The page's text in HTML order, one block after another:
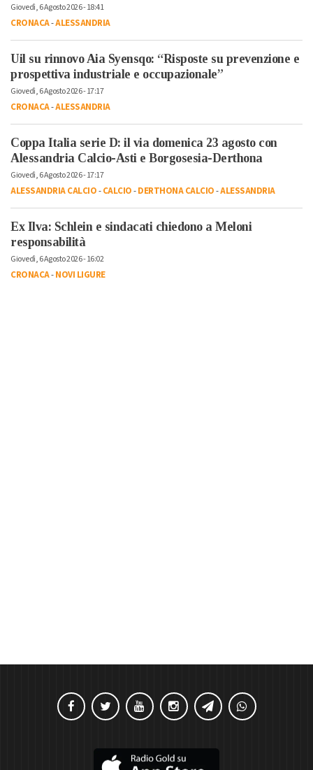
Giovedì, 6 Agosto 2026 - 18:41
CRONACA-ALESSANDRIA
Uil su rinnovo Aia Syensqo: “Risposte su prevenzione e
prospettiva industriale e occupazionale”
Giovedì, 6 Agosto 2026 - 17:17
CRONACA-ALESSANDRIA
Coppa Italia serie D: il via domenica 23 agosto con
Alessandria Calcio-Asti e Borgosesia-Derthona
Giovedì, 6 Agosto 2026 - 17:17
ALESSANDRIA CALCIO-CALCIO-DERTHONA CALCIO-ALESSANDRIA
Ex Ilva: Schlein e sindacati chiedono a Meloni
responsabilità
Giovedì, 6 Agosto 2026 - 16:02
CRONACA-NOVI LIGURE